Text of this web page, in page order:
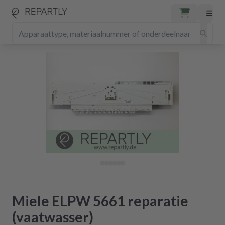
Miele ELPW 5661 reparatie
(vaatwasser)